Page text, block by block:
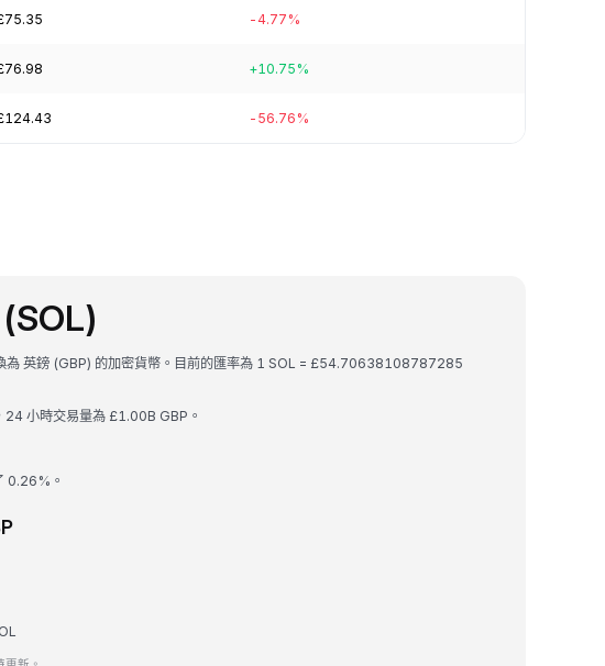
-4.77%
+10.75%
-56.76%
為 英鎊 (GBP) 的加密貨幣。目前的匯率為 1 SOL = £54.70638108787285
小時交易量為 £1.00B GBP。
0.26%。